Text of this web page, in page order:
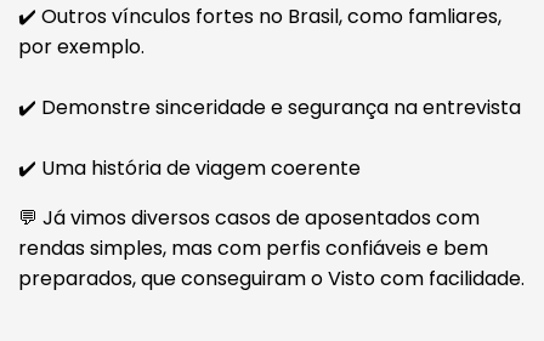
✔️ Outros vínculos fortes no Brasil, como famliares,
por exemplo.
✔️ Demonstre sinceridade e segurança na entrevista
✔️ Uma história de viagem coerente
💬 Já vimos diversos casos de aposentados com
rendas simples, mas com perfis confiáveis e bem
preparados, que conseguiram o Visto com facilidade.